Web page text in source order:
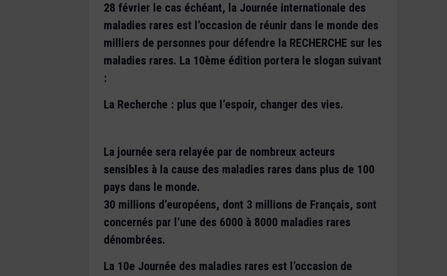
28 février le cas échéant, la Journée internationale des
maladies rares est l’occasion de réunir dans le monde des
milliers de personnes pour défendre la RECHERCHE sur les
maladies rares. La 10ème édition portera le slogan suivant
:
La Recherche : plus que l’espoir, changer des vies.
La journée sera relayée par de nombreux acteurs
sensibles à la cause des maladies rares dans plus de 100
pays dans le monde.
30 millions d’européens, dont 3 millions de Français, sont
concernés par l’une des 6000 à 8000 maladies rares
dénombrées.
La 10e Journée des maladies rares est l’occasion de